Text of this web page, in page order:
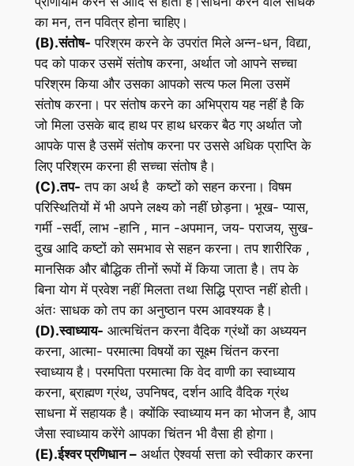
का मन, तन पवित्र होना चाहिए।
(B).संतोष- परिश्रम करने के उपरांत मिले अन्न-धन, विद्या,
पद को पाकर उसमें संतोष करना, अर्थात जो आपने सच्चा
परिश्रम किया और उसका आपको सत्य फल मिला उसमें
संतोष करना। पर संतोष करने का अभिप्राय यह नहीं है कि
जो मिला उसके बाद हाथ पर हाथ धरकर बैठ गए अर्थात जो
आपके पास है उसमें संतोष करना पर उससे अधिक प्राप्ति के
लिए परिश्रम करना ही सच्चा संतोष है।
(C).तप- तप का अर्थ है कष्टों को सहन करना। विषम
परिस्थितियों में भी अपने लक्ष्य को नहीं छोड़ना। भूख- प्यास,
गर्मी -सर्दी, लाभ -हानि , मान -अपमान, जय- पराजय, सुख-
दुख आदि कष्टों को समभाव से सहन करना। तप शारीरिक ,
मानसिक और बौद्धिक तीनों रूपों में किया जाता है। तप के
बिना योग में प्रवेश नहीं मिलता तथा सिद्धि प्राप्त नहीं होती।
अंतः साधक को तप का अनुष्ठान परम आवश्यक है।
(D).स्वाध्याय- आत्मचिंतन करना वैदिक ग्रंथों का अध्ययन
करना, आत्मा- परमात्मा विषयों का सूक्ष्म चिंतन करना
स्वाध्याय है। परमपिता परमात्मा कि वेद वाणी का स्वाध्याय
करना, ब्राह्मण ग्रंथ, उपनिषद, दर्शन आदि वैदिक ग्रंथ
साधना में सहायक है। क्योंकि स्वाध्याय मन का भोजन है, आप
जैसा स्वाध्याय करेंगे आपका चिंतन भी वैसा ही होगा।
(E).ईश्वर प्रणिधान –अर्थात ऐश्वर्या सत्ता को स्वीकार करना